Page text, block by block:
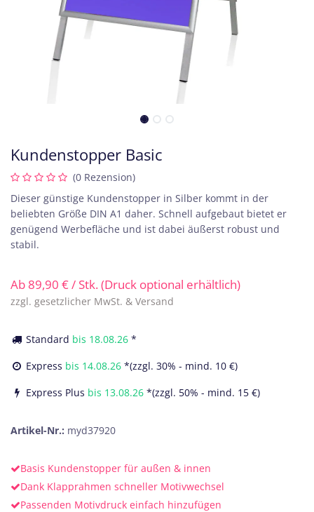
Kundenstopper Basic
(0 Rezension)
Dieser günstige Kundenstopper in Silber kommt in der
beliebten Größe DIN A1 daher. Schnell aufgebaut bietet er
genügend Werbefläche und ist dabei äußerst robust und
stabil.
Ab 89,90 €/ Stk. (Druck optional erhältlich)
zzgl. gesetzlicher MwSt. & Versand
Standard bis 18.08.26 *
Express bis 14.08.26 *(zzgl. 30% - mind. 10 €)
Express Plus bis 13.08.26 *(zzgl. 50% - mind. 15 €)
Artikel-Nr.: myd37920
Basis Kundenstopper für außen & innen
Dank Klapprahmen schneller Motivwechsel
Passenden Motivdruck einfach hinzufügen